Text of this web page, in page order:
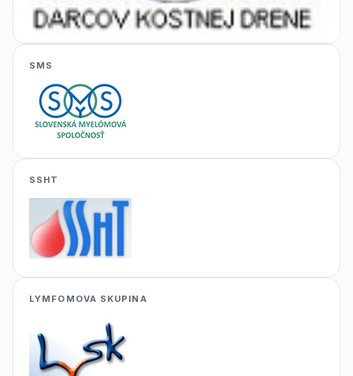
SMS
SSHT
LYMFOMOVA SKUPINA